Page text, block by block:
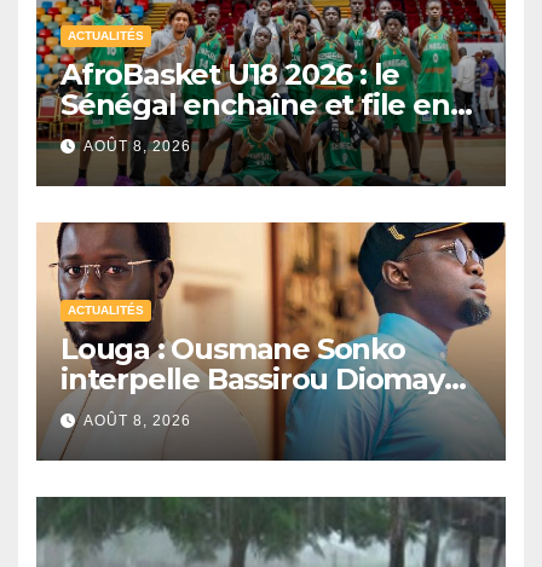
ACTUALITÉS
AfroBasket U18 2026 : le
Sénégal enchaîne et file en
quarts de finale
AOÛT 8, 2026
ACTUALITÉS
Louga : Ousmane Sonko
interpelle Bassirou Diomaye
Faye sur la date des élections
locales
AOÛT 8, 2026